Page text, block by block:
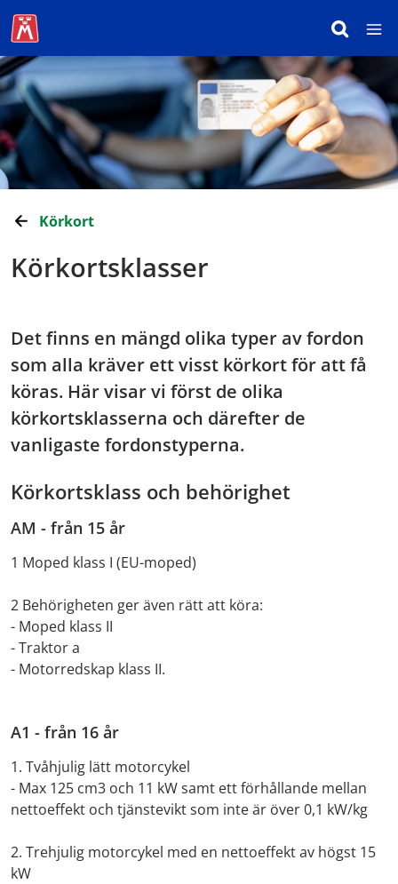
Körkort
Körkortsklasser
Det finns en mängd olika typer av fordon
som alla kräver ett visst körkort för att få
köras. Här visar vi först de olika
körkortsklasserna och därefter de
vanligaste fordonstyperna.
Körkortsklass och behörighet
AM - från 15 år
1 Moped klass I (EU-moped)
2 Behörigheten ger även rätt att köra:
- Moped klass II
- Traktor a
- Motorredskap klass II.
A1 - från 16 år
1. Tvåhjulig lätt motorcykel
- Max 125 cm3 och 11 kW samt ett förhållande mellan
nettoeffekt och tjänstevikt som inte är över 0,1 kW/kg
2. Trehjulig motorcykel med en nettoeffekt av högst 15
kW